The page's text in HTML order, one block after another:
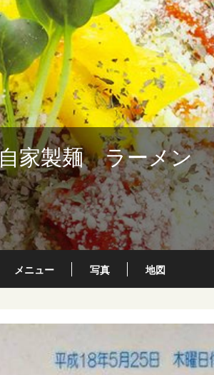
自家製麺 ラーメン
メニュー 写真 地図